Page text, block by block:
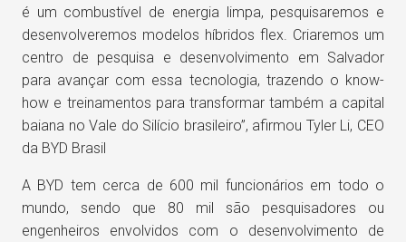
é um combustível de energia limpa, pesquisaremos e
desenvolveremos modelos híbridos flex. Criaremos um
centro de pesquisa e desenvolvimento em Salvador
para avançar com essa tecnologia, trazendo o know-
how e treinamentos para transformar também a capital
baiana no Vale do Silício brasileiro”, afirmou Tyler Li, CEO
da BYD Brasil
A BYD tem cerca de 600 mil funcionários em todo o
mundo, sendo que 80 mil são pesquisadores ou
engenheiros envolvidos com o desenvolvimento de